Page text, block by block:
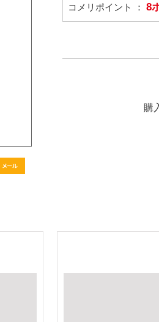
コメリポイント ： 8
購